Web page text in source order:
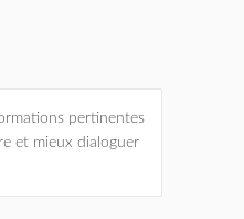
pertinentes
et mieux dialoguer